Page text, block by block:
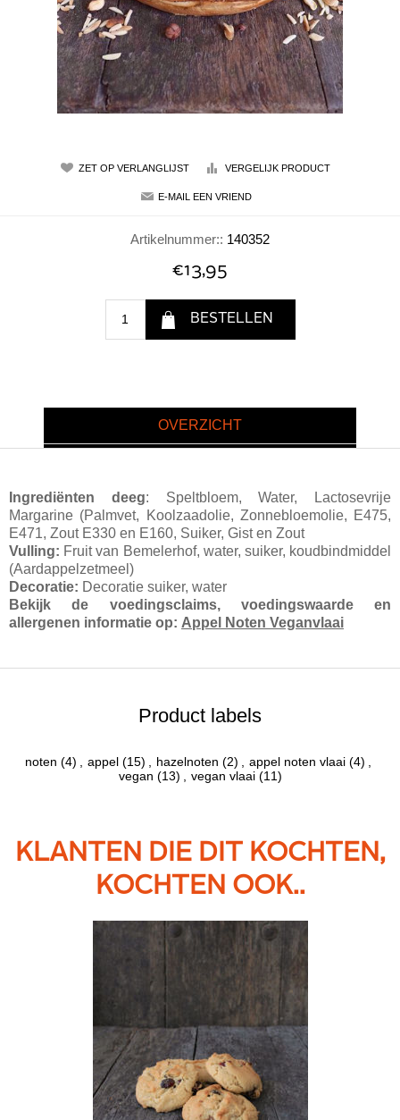
Artikelnummer:: 140352
€13,95
OVERZICHT
Ingrediënten deeg: Speltbloem, Water, Lactosevrije
Margarine (Palmvet, Koolzaadolie, Zonnebloemolie, E475,
E471, Zout E330 en E160, Suiker, Gist en Zout
Vulling: Fruit van Bemelerhof, water, suiker, koudbindmiddel
(Aardappelzetmeel)
Decoratie: Decoratie suiker, water
Bekijk de voedingsclaims, voedingswaarde en
allergenen informatie op: Appel Noten Veganvlaai
Product labels
noten (4) appel (15) hazelnoten (2) appel noten vlaai (4)
vegan (13) vegan vlaai (11)
KLANTEN DIE DIT KOCHTEN,
KOCHTEN OOK..